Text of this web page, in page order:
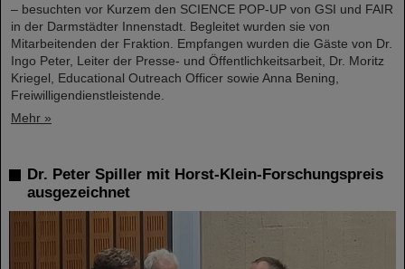
– besuchten vor Kurzem den SCIENCE POP-UP von GSI und FAIR
in der Darmstädter Innenstadt. Begleitet wurden sie von
Mitarbeitenden der Fraktion. Empfangen wurden die Gäste von Dr.
Ingo Peter, Leiter der Presse- und Öffentlichkeitsarbeit, Dr. Moritz
Kriegel, Educational Outreach Officer sowie Anna Bening,
Freiwilligendienstleistende.
Mehr »
Dr. Peter Spiller mit Horst-Klein-Forschungspreis
ausgezeichnet